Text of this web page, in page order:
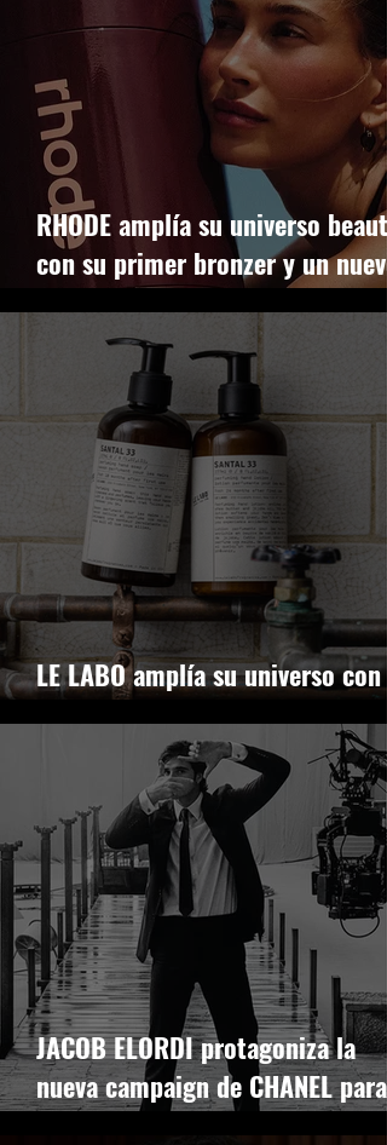
RHODE amplía su universo beauty
con su primer bronzer y un nuevo
iluminador
LE LABO amplía su universo con
una nueva colección de incienso
JACOB ELORDI protagoniza la
nueva campaign de CHANEL para
BLEU DE CHANEL L’EXCLUSIF